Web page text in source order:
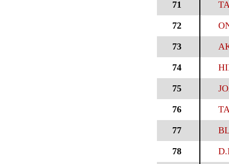
71
72
73
74
75
76
77
78